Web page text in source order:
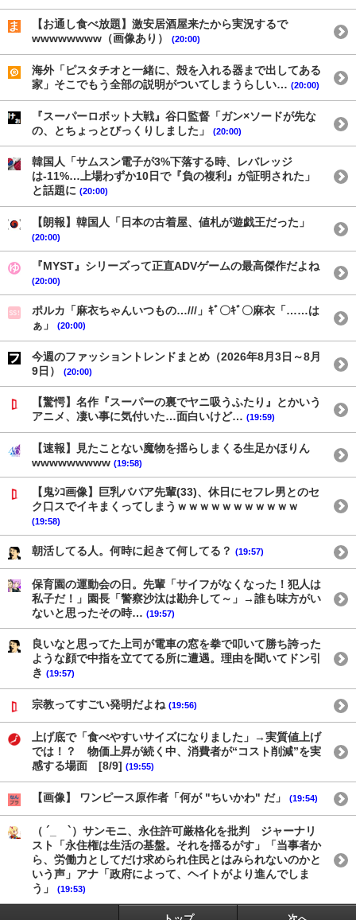
【お通し食べ放題】激安居酒屋来たから実況するで
wwwwwwww（画像あり）
(20:00)
海外「ピスタチオと一緒に、殻を入れる器まで出してある
家」そこでもう全部の説明がついてしまうらしい… (20:00)
『スーパーロボット大戦』谷口監督「ガン×ソードが先な
の、とちょっとびっくりしました」
(20:00)
韓国人「サムスン電子が3%下落する時、レバレッジ
は-11%…上場わずか10日で『負の複利』が証明された」
と話題に (20:00)
【朗報】韓国人「日本の古着屋、値札が遊戯王だった」
(20:00)
『MYST』シリーズって正直ADVゲームの最高傑作だよね
(20:00)
ポルカ「麻衣ちゃんいつもの…///」ｷﾞ〇ｷﾞ〇麻衣「……は
ぁ」
(20:00)
今週のファッショントレンドまとめ（2026年8月3日～8月
9日）
(20:00)
【驚愕】名作『スーパーの裏でヤニ吸うふたり』とかいう
アニメ、凄い事に気付いた…面白いけど… (19:59)
【速報】見たことない魔物を揺らしまくる生足かほりん
wwwwwwwww (19:58)
【鬼ｼｺ画像】巨乳ババア先輩(33)、休日にセフレ男とのセ
ク口スでイキまくってしまうｗｗｗｗｗｗｗｗｗｗｗ
(19:58)
朝活してる人。何時に起きて何してる？ (19:57)
保育園の運動会の日。先輩「サイフがなくなった！犯人は
私子だ！」園長「警察沙汰は勘弁して～」→誰も味方がい
ないと思ったその時… (19:57)
良いなと思ってた上司が電車の窓を拳で叩いて勝ち誇った
ような顔で中指を立ててる所に遭遇。理由を聞いてドン引
き (19:57)
宗教ってすごい発明だよね (19:56)
上げ底で「食べやすいサイズになりました」→実質値上げ
では！？ 物価上昇が続く中、消費者が“コスト削減”を実
感する場面 [8/9] (19:55)
【画像】 ワンピース原作者「何が "ちいかわ" だ」 (19:54)
（ ´_ゝ`）サンモニ、永住許可厳格化を批判 ジャーナリ
スト「永住権は生活の基盤。それを揺るがす」「当事者か
ら、労働力としてだけ求められ住民とはみられないのかと
いう声」アナ「政府によって、ヘイトがより進んでしま
う」
(19:53)